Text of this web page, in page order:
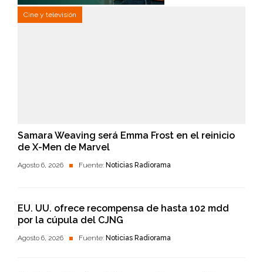
Cine y televisión
Samara Weaving será Emma Frost en el reinicio
de X-Men de Marvel
Agosto 6, 2026 Fuente: Noticias Radiorama
EU. UU. ofrece recompensa de hasta 102 mdd
por la cúpula del CJNG
Agosto 6, 2026 Fuente: Noticias Radiorama